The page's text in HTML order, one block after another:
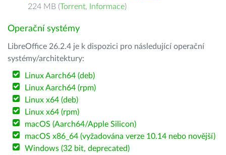
224 MB (Torrent, Informace)
Operační systémy
LibreOffice 26.2.4 je k dispozici pro následující operační
systémy/architektury:
Linux Aarch64 (deb)
Linux Aarch64 (rpm)
Linux x64 (deb)
Linux x64 (rpm)
macOS (Aarch64/Apple Silicon)
macOS x86_64 (vyžadována verze 10.14 nebo novější)
Windows (32 bit, deprecated)